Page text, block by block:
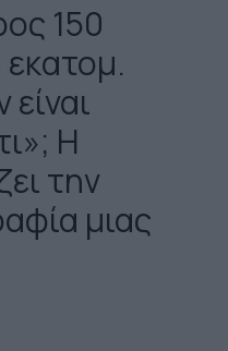
150
Η
την
μιας